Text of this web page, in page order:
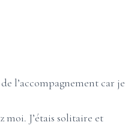
l’accompagnement car je
moi. J’étais solitaire et